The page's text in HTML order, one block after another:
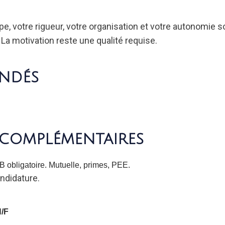
votre rigueur, votre organisation et votre autonomie
motivation reste une qualité requise.
obligatoire. Mutuelle, primes, PEE.
F